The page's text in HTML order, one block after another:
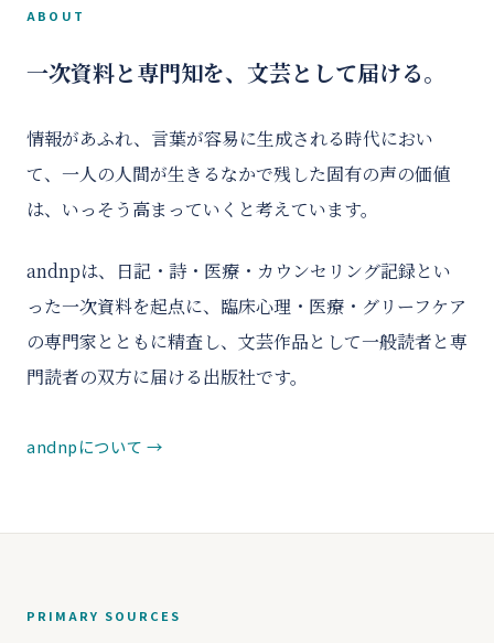
ABOUT
一次資料と専門知を、文芸として届ける。
情報があふれ、言葉が容易に生成される時代におい
て、一人の人間が生きるなかで残した固有の声の価値
は、いっそう高まっていくと考えています。
andnpは、日記・詩・医療・カウンセリング記録とい
った一次資料を起点に、臨床心理・医療・グリーフケア
の専門家とともに精査し、文芸作品として一般読者と専
門読者の双方に届ける出版社です。
andnpについて
PRIMARY SOURCES